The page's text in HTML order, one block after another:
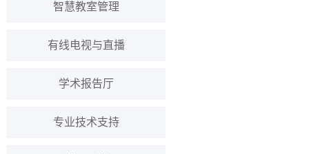
智慧教室管理
有线电视与直播
学术报告厅
专业技术支持